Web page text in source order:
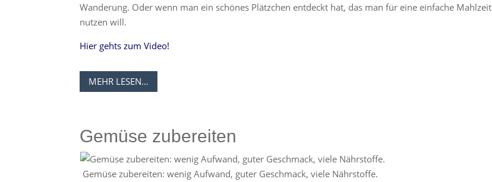
Wanderung. Oder wenn man ein schönes Plätzchen entdeckt hat, das man für eine einfache Mahlzeit
nutzen will.
Hier gehts zum Video!
MEHR LESEN…
Gemüse zubereiten
Gemüse zubereiten: wenig Aufwand, guter Geschmack, viele Nährstoffe.